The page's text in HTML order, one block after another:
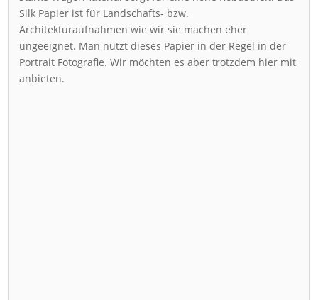
Silk Papier ist für Landschafts- bzw.
Architekturaufnahmen wie wir sie machen eher
ungeeignet. Man nutzt dieses Papier in der Regel in der
Portrait Fotografie. Wir möchten es aber trotzdem hier mit
anbieten.